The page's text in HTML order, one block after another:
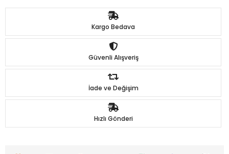
Kargo Bedava
Güvenli Alışveriş
İade ve Değişim
Hızlı Gönderi